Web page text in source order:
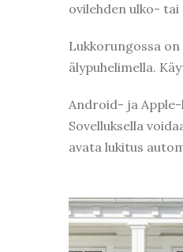
ovilehden ulko-
Lukkorungossa
älypuhelimella.
Android- ja
Sovelluksella
avata lukitus